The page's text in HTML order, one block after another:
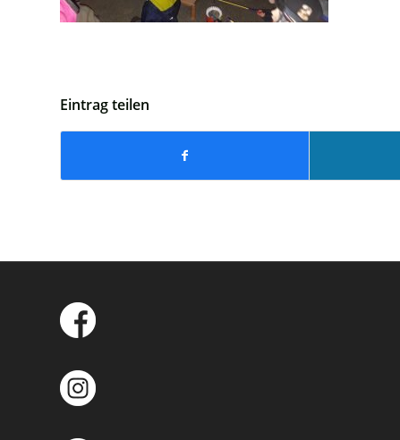
Eintrag teilen